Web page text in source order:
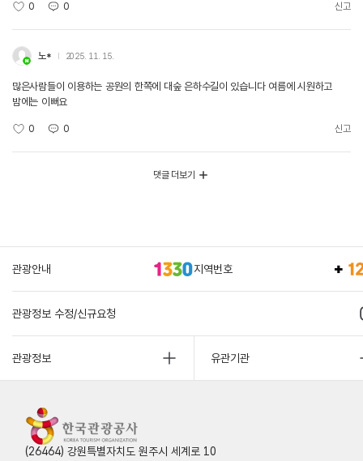
0 0 신고
노* 2025. 11. 15.
많은사람들이 이용하는 공원의 한쪽에 대숲 은하수길이 있습니다 여름에 시원하고
밤에는 이뻐요
0 0 신고
댓글 더보기
관광안내 지역번호
관광정보 수정/신규요청
관광정보 유관기관
(26464) 강원특별자치도 원주시 세계로 10